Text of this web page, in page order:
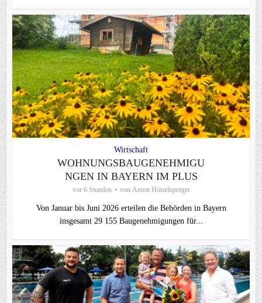
Wirtschaft
WOHNUNGSBAUGENEHMIGU
NGEN IN BAYERN IM PLUS
vor 6 Stunden von Anton Hötzelsperger
Von Januar bis Juni 2026 erteilen die Behörden in Bayern
insgesamt 29 155 Baugenehmigungen für...